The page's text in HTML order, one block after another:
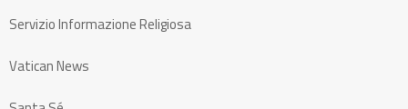
Servizio Informazione Religiosa
Vatican News